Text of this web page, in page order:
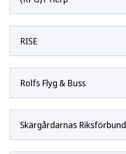
RISE
Rolfs Flyg & Buss
Skärgårdarnas Riksförbund